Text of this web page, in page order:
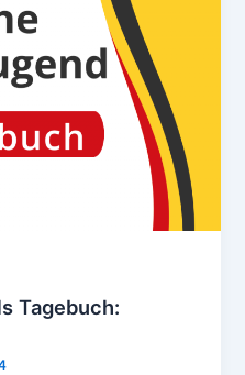
Tagebuch: